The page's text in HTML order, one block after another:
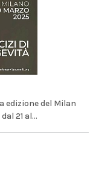
edizione del Milan
21 al...